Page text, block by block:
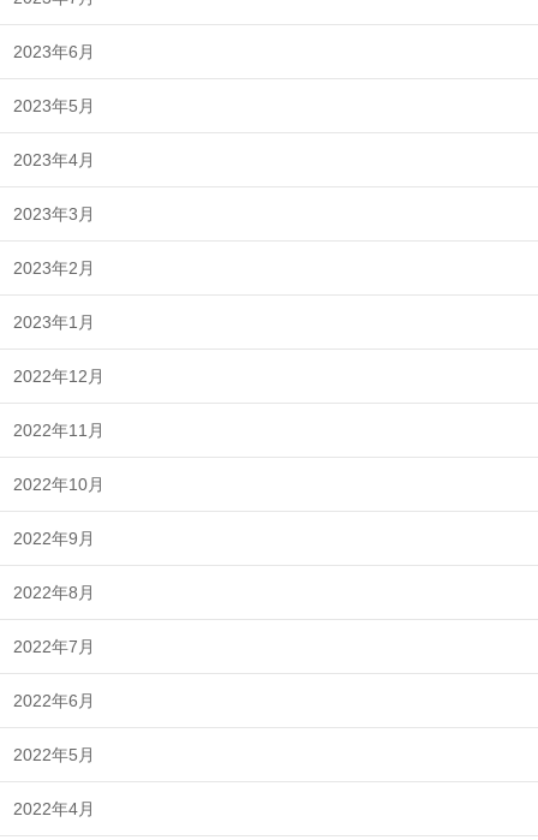
2023年6月
2023年5月
2023年4月
2023年3月
2023年2月
2023年1月
2022年12月
2022年11月
2022年10月
2022年9月
2022年8月
2022年7月
2022年6月
2022年5月
2022年4月